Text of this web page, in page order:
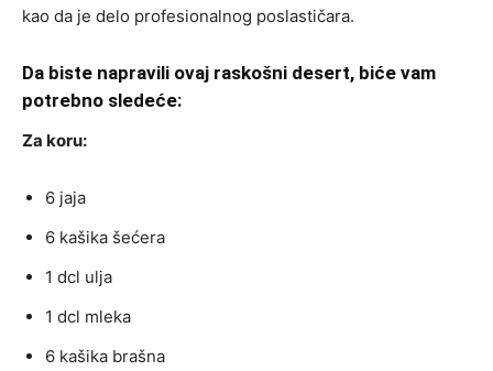
kao da je delo profesionalnog poslastičara.
Da biste napravili ovaj raskošni desert, biće vam
potrebno sledeće:
Za koru:
6 jaja
6 kašika šećera
1 dcl ulja
1 dcl mleka
6 kašika brašna